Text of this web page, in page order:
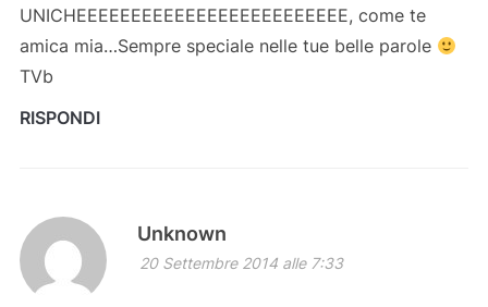
UNICHEEEEEEEEEEEEEEEEEEEEEEEEE, come te
amica mia…Sempre speciale nelle tue belle parole
TVb
RISPONDI
Unknown
20 Settembre 2014 alle 7:33